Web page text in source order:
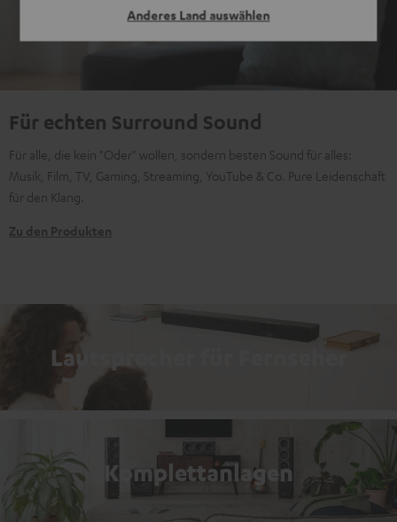
Anderes Land auswählen
Für echten Surround Sound
Für alle, die kein "Oder" wollen, sondern besten Sound für alles:
Musik, Film, TV, Gaming, Streaming, YouTube & Co. Pure Leidenschaft
für den Klang.
Zu den Produkten
Lautsprecher für Fernseher
Komplettanlagen